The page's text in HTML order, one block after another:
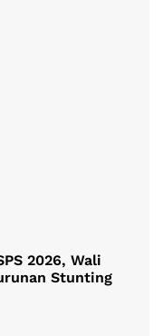
2026, Wali
Stunting